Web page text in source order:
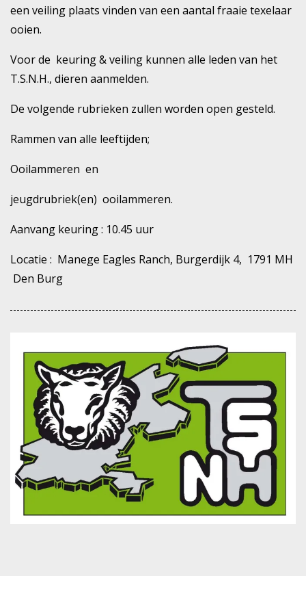
een veiling plaats vinden van een aantal fraaie texelaar
ooien.
Voor de keuring & veiling kunnen alle leden van het
T.S.N.H., dieren aanmelden.
De volgende rubrieken zullen worden open gesteld.
Rammen van alle leeftijden;
Ooilammeren en
jeugdrubriek(en) ooilammeren.
Aanvang keuring : 10.45 uur
Locatie : Manege Eagles Ranch, Burgerdijk 4, 1791 MH
Den Burg